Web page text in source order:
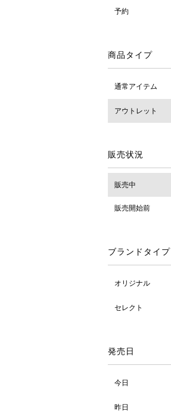
予約
商品タイプ
通常アイテム
アウトレット
販売状況
販売中
販売開始前
ブランドタイプ
オリジナル
セレクト
発売日
今日
昨日